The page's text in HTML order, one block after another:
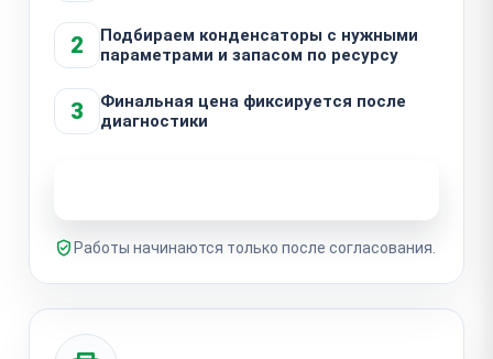
2
Подбираем конденсаторы с нужными
параметрами и запасом по ресурсу
3
Финальная цена фиксируется после
диагностики
Работы начинаются только после согласования.